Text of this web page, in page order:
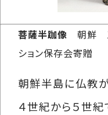
菩薩半跏像 朝鮮
ション保存会寄贈
朝鮮半島に仏教
４世紀から５世紀